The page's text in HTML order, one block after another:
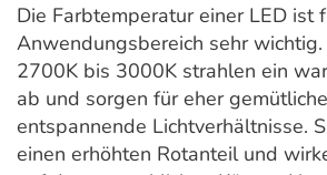
Die Farbtemperatur einer LED ist
Anwendungsbereich sehr
2700K bis 3000K strahlen ein
ab und sorgen für eher
entspannende Lichtverhältnisse.
einen erhöhten Rotanteil und